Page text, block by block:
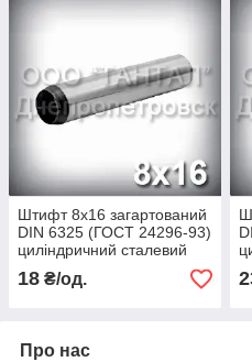
Штифт 8х16 загартований
DIN 6325 (ГОСТ 24296-93)
циліндричний сталевий
18 ₴/од.
Про нас